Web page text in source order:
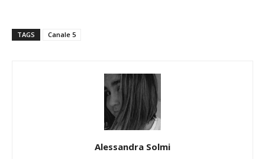
TAGS Canale 5
Alessandra Solmi